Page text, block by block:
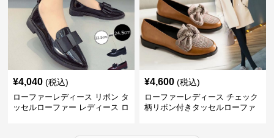
¥4,040 (税込)
ローファーレディース リボン タ
ッセルローファー レディース ロ
¥4,600 (税込)
ローファーレディース チェック
柄リボン付きタッセルローファ